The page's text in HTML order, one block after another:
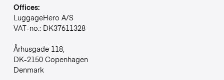
Offices:
LuggageHero A/S
VAT-no.: DK37611328
Århusgade 118,
DK-2150 Copenhagen
Denmark